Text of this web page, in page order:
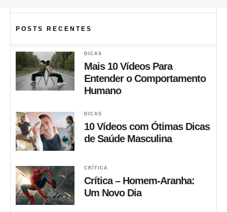
POSTS RECENTES
DICAS
Mais 10 Vídeos Para
Entender o Comportamento
Humano
DICAS
10 Vídeos com Ótimas Dicas
de Saúde Masculina
CRÍTICA
Crítica – Homem-Aranha:
Um Novo Dia